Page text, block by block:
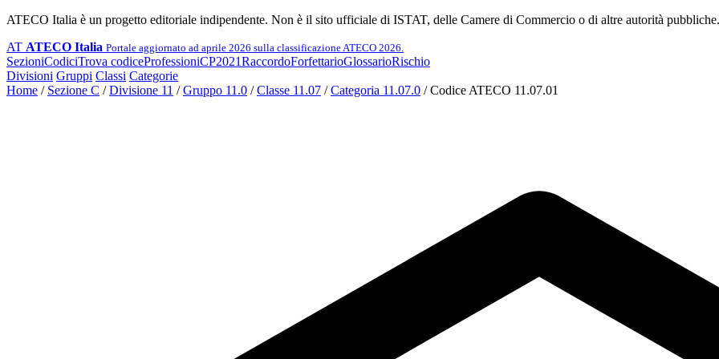
ATECO Italia è un progetto editoriale indipendente. Non è il sito ufficiale di ISTAT, delle Camere di Commercio o di altre autorità pubbliche.
AT ATECO Italia Portale aggiornato ad aprile 2026 sulla classificazione ATECO 2026.
SezioniCodiciTrova codiceProfessioniCP2021RaccordoForfettarioGlossarioRischio
Divisioni Gruppi Classi Categorie
Home / Sezione C / Divisione 11 / Gruppo 11.0 / Classe 11.07 / Categoria 11.07.0 / Codice ATECO 11.07.01